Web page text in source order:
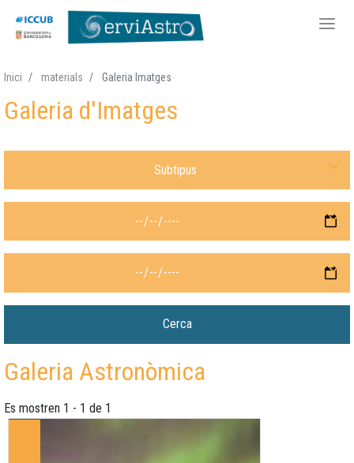
Inici materials Galeria Imatges
Galeria d'Imatges
Galeria Astronòmica
Es mostren 1 - 1 de 1